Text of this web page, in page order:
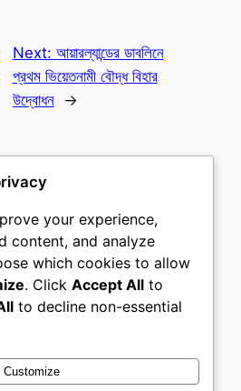
Next: আয়ারল্যান্ডের ডাবলিনে
প্রথম ভিয়েতনামী বৌদ্ধ বিহার
উদ্বোধন
→
and Conditions
Social
your experience,
content, and analyze
which cookies to allow
. Click Accept All to
to decline non-essential
Customize